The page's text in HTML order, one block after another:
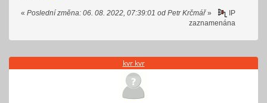
« Poslední změna: 06. 08. 2022, 07:39:01 od Petr Krčmář»
IP
zaznamenána
kvr kvr